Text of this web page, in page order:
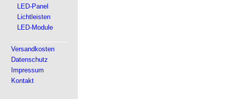
LED-Panel
Lichtleisten
LED-Module
Versandkosten
Datenschutz
Impressum
Kontakt